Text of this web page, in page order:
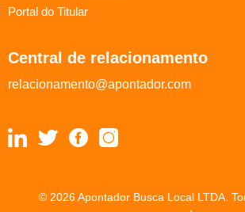
Portal do Titular
Central de relacionamento
relacionamento@apontador.com
© 2026 Apontador Busca Local LTDA.